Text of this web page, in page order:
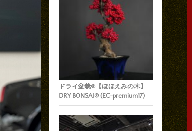
ドライ盆栽®【ほほえみの木】
DRY BONSAI® (EC-premium17)